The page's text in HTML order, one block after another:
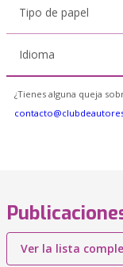
Tipo de papel
Idioma
¿Tienes alguna queja
Ver la lista